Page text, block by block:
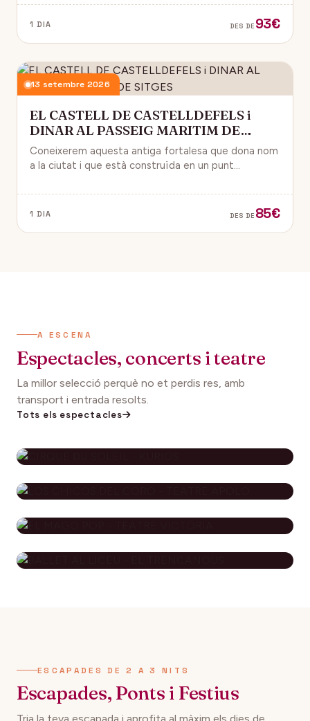
1 DIA DES DE 93€
13 setembre 2026
EL CASTELL DE CASTELLDEFELS i
DINAR AL PASSEIG MARITIM DE
SITGES
Coneixerem aquesta antiga fortalesa que dona nom
a la ciutat i que està construïda en un punt
1 DIA DES DE 85€
A ESCENA
Espectacles, concerts i teatre
La millor selecció perquè no et perdis res, amb
transport i entrada resolts.
Tots els espectacles
CIRQUE DU SOLEIL - KURIOS
LOS CHICOS DEL CORO - TEATRE
APOLO
EL MAGO POP - TEATRE
VICTÒRIA
ESCAPADES DE 2 A 3 NITS
Escapades, Ponts i Festius